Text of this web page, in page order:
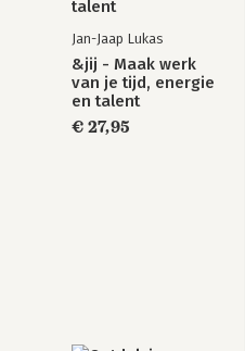
Jan-Jaap Lukas
&jij - Maak werk
van je tijd, energie
en talent
€ 27,95